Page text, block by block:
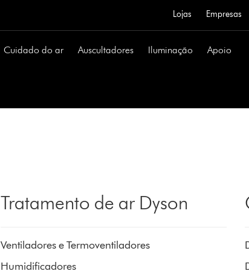
Lojas Empresas
Cuidado do ar Auscultadores Iluminação Apoio
Tratamento de ar Dyson
Ventiladores e Termoventiladores
Humidificadores